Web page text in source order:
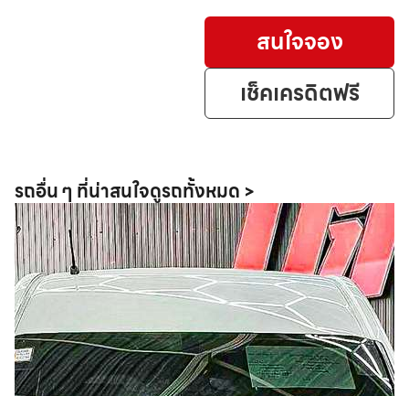
สนใจจอง
เช็คเครดิตฟรี
รถอื่น ๆ ที่น่าสนใจดูรถทั้งหมด >